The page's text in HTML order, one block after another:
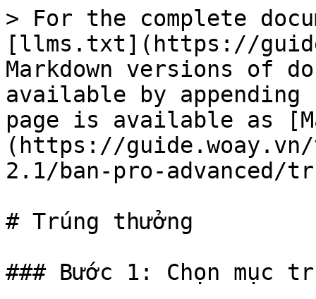
> For the complete
[llms.txt](https://
Markdown versions of
available by
page is available as
(https://
2.1/ban-pro-advanced/
# Trúng thưởng
### Bước 1: Chọn mục